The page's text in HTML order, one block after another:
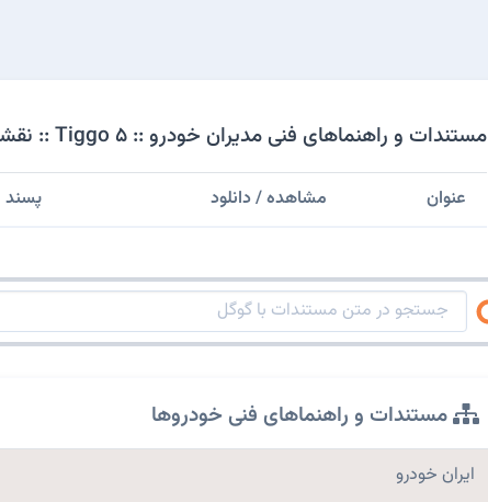
مستندات و راهنماهای فنی مدیران خودرو :: Tiggo 5 :: نقشه های الکتریکی ::
عنوان مشاهده / دانلود پسند
مستندات و راهنماهای فنی خودروها
ایران خودرو